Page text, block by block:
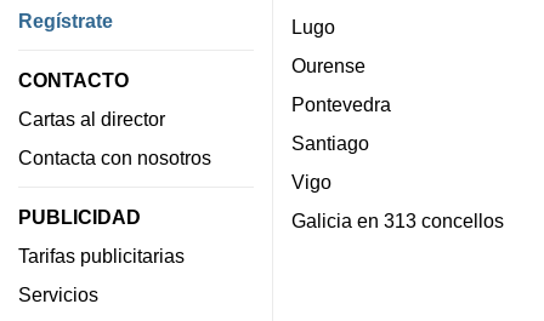
Regístrate
CONTACTO
Cartas al director
Contacta con nosotros
PUBLICIDAD
Tarifas publicitarias
Servicios
Lugo
Ourense
Pontevedra
Santiago
Vigo
Galicia en 313 concellos